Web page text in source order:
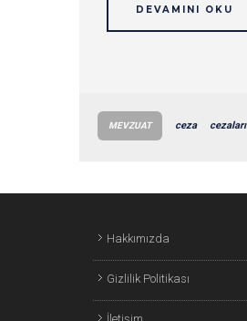
DEVAMINI OKU
MEVZUAT ceza cezaları
Hakkımızda
Gizlilik Politikası